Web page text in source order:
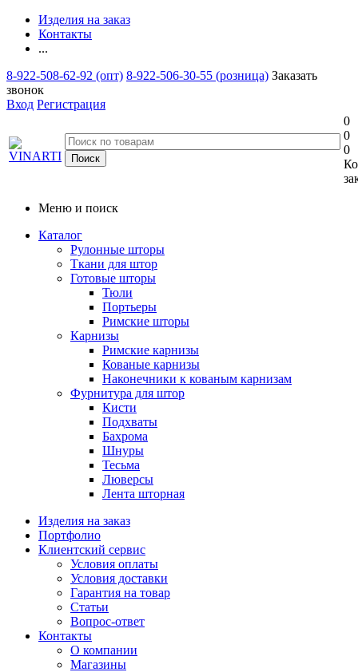
Изделия на заказ
Контакты
...
8-922-508-62-92 (опт) 8-922-506-30-55 (розница) Заказать
звонок
Вход Регистрация
0
0
0
Меню и поиск
Каталог
Рулонные шторы
Ткани для штор
Готовые шторы
Тюли
Портьеры
Римские шторы
Карнизы
Римские карнизы
Кованые карнизы
Наконечники к кованым карнизам
Фурнитура для штор
Кисти
Подхваты
Бахрома
Шнуры
Тесьма
Люверсы
Лента шторная
Изделия на заказ
Портфолио
Клиентский сервис
Условия оплаты
Условия доставки
Гарантия на товар
Статьи
Вопрос-ответ
Контакты
О компании
Магазины